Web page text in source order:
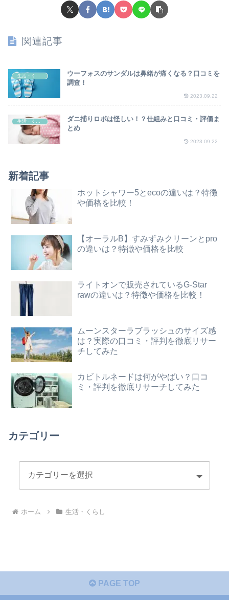
関連記事
生活・くらし
ウーフォスのサンダルは鼻緒が痛くなる？口コミを
調査！
2023.09.22
ダニ捕りロボは怪しい！？仕組みと口コミ・評価ま
とめ
2023.09.22
新着記事
ホットシャワー5とecoの違いは？特徴
や価格を比較！
【オーラルB】すみずみクリーンとpro
の違いは？特徴や価格を比較
ライトオンで販売されているG-Star
rawの違いは？特徴や価格を比較！
ムーンスターラブラッシュのサイズ感
は？実際の口コミ・評判を徹底リサー
チしてみた
カビトルネードは何がやばい？口コ
ミ・評判を徹底リサーチしてみた
カテゴリー
ホーム 生活・くらし
PAGE TOP